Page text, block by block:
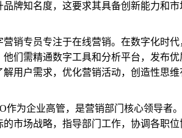
品牌知名度，这要求其具备创新能力和市
营销专员专注于在线营销。在数字化时
他们需精通数字工具和分析平台，发布
解用户需求，优化营销活动，创造性思维
作为企业高管，是营销部门核心领导者
的市场战略，指导部门工作，协调各职